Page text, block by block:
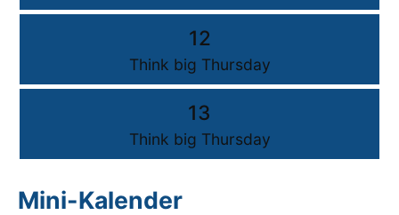
12
Think big Thursday
13
Think big Thursday
Mini-Kalender